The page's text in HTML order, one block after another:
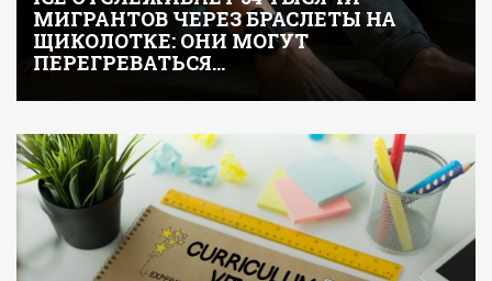
МИГРАНТОВ ЧЕРЕЗ БРАСЛЕТЫ НА
ЩИКОЛОТКЕ: ОНИ МОГУТ
ПЕРЕГРЕВАТЬСЯ…